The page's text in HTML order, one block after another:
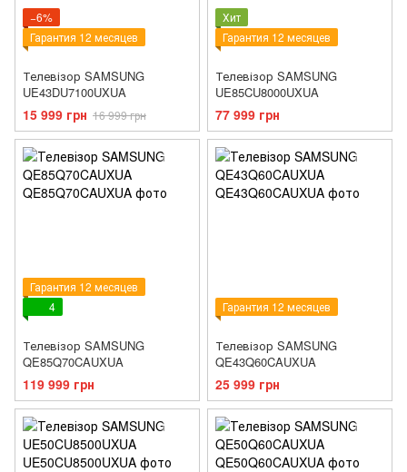
−6%
Гарантия 12 месяцев
Телевізор SAMSUNG
UE43DU7100UXUA
15 999 грн 16 999 грн
Хит
Гарантия 12 месяцев
Телевізор SAMSUNG
UE85CU8000UXUA
77 999 грн
Гарантия 12 месяцев
4
Телевізор SAMSUNG
QE85Q70CAUXUA
119 999 грн
Гарантия 12 месяцев
Телевізор SAMSUNG
QE43Q60CAUXUA
25 999 грн